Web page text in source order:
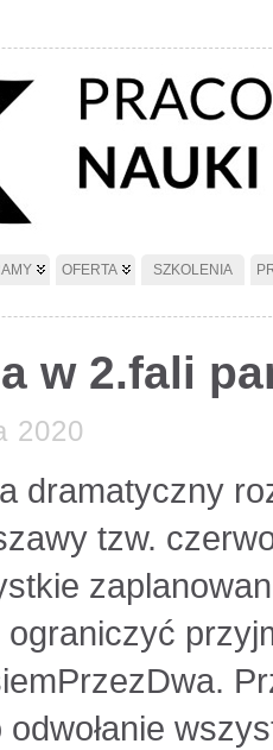
OFERTA SZKOLENIA
w 2.fali
2020
dramatyczny
tzw.
odwołanie